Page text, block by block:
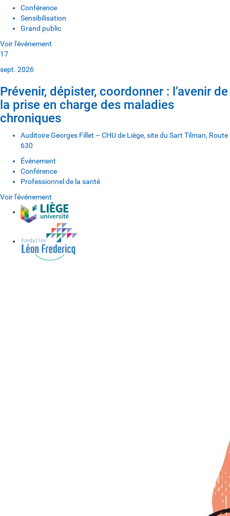
Conférence
Sensibilisation
Grand public
Voir l'événement
17
sept. 2026
Prévenir, dépister, coordonner : l’avenir de
la prise en charge des maladies
chroniques
Auditoire Georges Fillet – CHU de Liège, site du Sart Tilman, Route
630
Événement
Conférence
Professionnel de la santé
Voir l'événement